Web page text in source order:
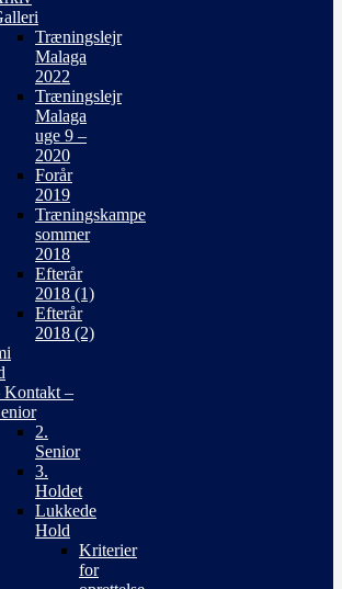
Træningslejr
Malaga
2022
Træningslejr
Malaga
uge 9 –
2020
Forår
2019
Træningskampe
sommer
2018
Efterår
2018 (1)
Efterår
2018 (2)
Kontakt –
2.
Senior
3.
Holdet
Lukkede
Hold
Kriterier
for